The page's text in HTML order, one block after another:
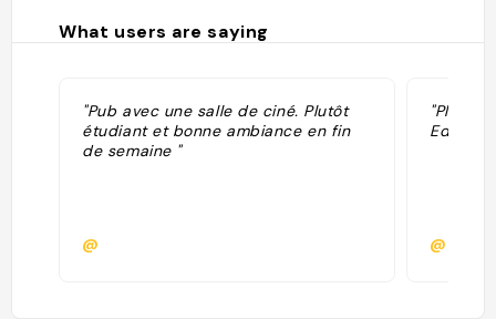
What users are saying
"Pub avec une salle de ciné. Plutôt
étudiant et bonne ambiance en fin
de semaine "
@
"Plus
@